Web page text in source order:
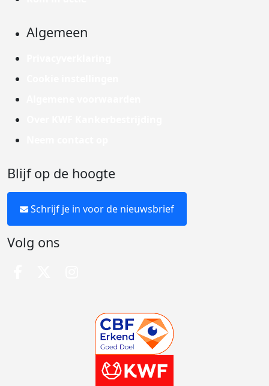
Algemeen
Blijf op de hoogte
Schrijf je in voor de nieuwsbrief
Volg ons